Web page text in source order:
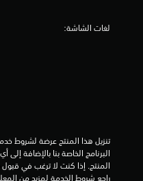
لغات الشاشة:
راجع شروط الخدمة لمزيد من